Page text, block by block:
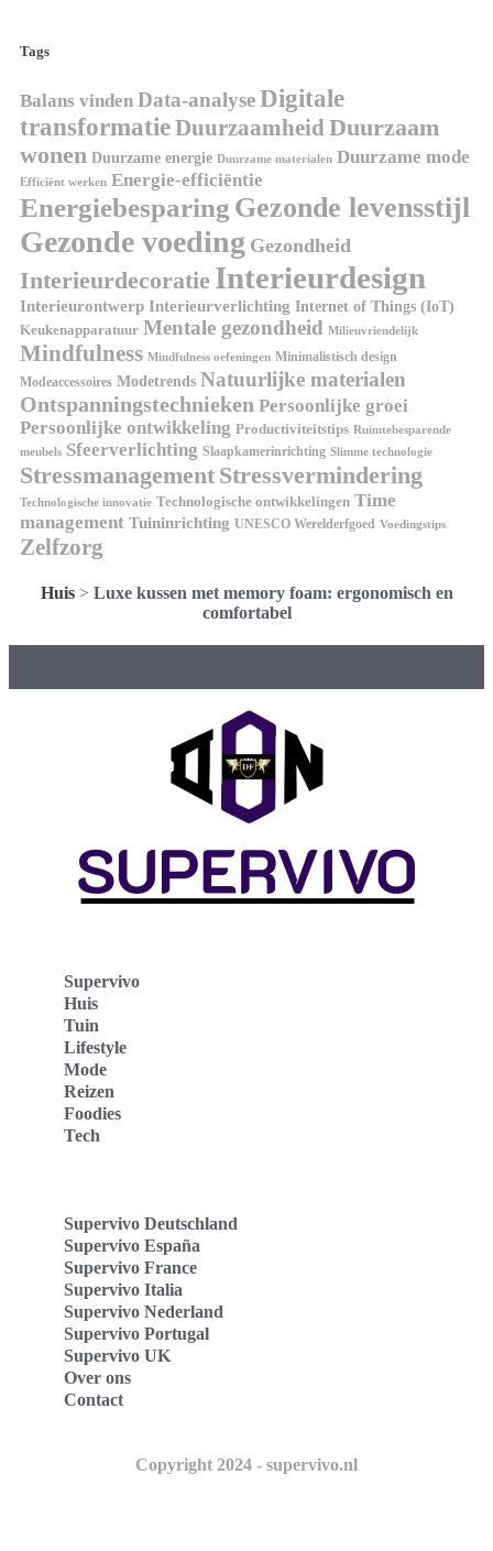
Tags
Balans vinden Data-analyseDigitale
transformatieDuurzaamheidDuurzaam
wonen Duurzame energie Duurzame materialen Duurzame mode
Efficiënt werken Energie-efficiëntie
Energiebesparing Gezonde levensstijl
Gezonde voeding Gezondheid
Interieurdecoratie Interieurdesign
Interieurontwerp Interieurverlichting Internet of Things (IoT)
Keukenapparatuur Mentale gezondheid Milieuvriendelijk
Mindfulness Mindfulness oefeningen Minimalistisch design
Modeaccessoires Modetrends Natuurlijke materialen
Ontspanningstechnieken Persoonlijke groei
Persoonlijke ontwikkeling Productiviteitstips Ruimtebesparende
meubels Sfeerverlichting Slaapkamerinrichting Slimme technologie
Stressmanagement Stressvermindering
Technologische innovatie Technologische ontwikkelingen Time
management Tuininrichting UNESCO Werelderfgoed Voedingstips
Zelfzorg
Huis> Luxe kussen met memory foam: ergonomisch en
comfortabel
Supervivo
Huis
Tuin
Lifestyle
Mode
Reizen
Foodies
Tech
Supervivo Deutschland
Supervivo España
Supervivo France
Supervivo Italia
Supervivo Nederland
Supervivo Portugal
Supervivo UK
Over ons
Contact
Copyright 2024 - supervivo.nl